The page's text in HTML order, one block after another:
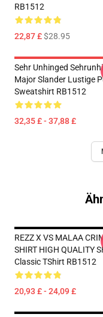
RB1512
22,87 £$28.95
Sehr Unhinged
Major Slander Lustige
Sweatshirt RB1512
32,35 £ - 37,88 £
REZZ X VS MALAA
SHIRT HIGH QUALITY
Classic TShirt RB1512
20,93 £ - 24,09 £